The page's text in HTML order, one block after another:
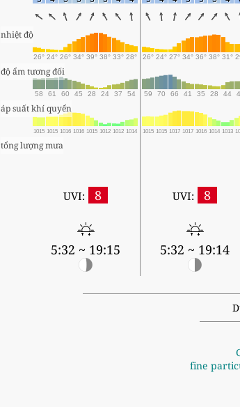
nhiệt độ
26° 24° 26° 34° 39° 38° 33° 28° 26° 24° 27° 34° 36° 38° 31°
độ ẩm tương đối
58 61 60 45 28 24 37 54 59 70 66 41 35 28 44
áp suất khí quyển
1015 1015 1016 1016 1015 1012 1012 1014 1015 1015 1017 1017 1016 1014 1013
tổng lượng mưa
UVI: 8
5:32 ~ 19:15
UVI: 8
5:32 ~ 19:14
fine